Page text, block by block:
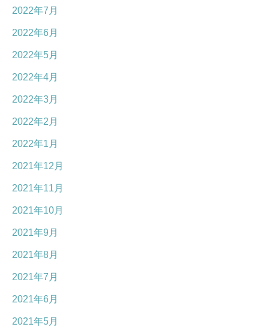
2022年7月
2022年6月
2022年5月
2022年4月
2022年3月
2022年2月
2022年1月
2021年12月
2021年11月
2021年10月
2021年9月
2021年8月
2021年7月
2021年6月
2021年5月